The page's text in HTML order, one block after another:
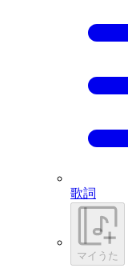
歌詞
マイうた